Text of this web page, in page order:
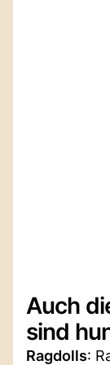
Auch
sind
Ragdolls: